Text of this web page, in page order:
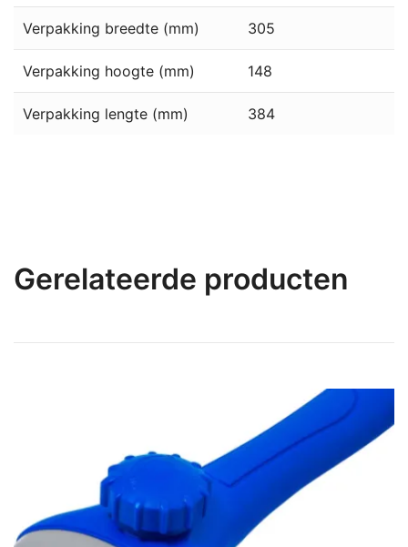
Verpakking breedte (mm) 305
Verpakking hoogte (mm) 148
Verpakking lengte (mm) 384
Gerelateerde producten